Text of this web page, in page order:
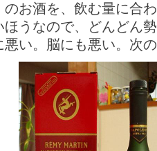
のお酒を、飲む量に合
うなので、どんどん
い。脳にも悪い。次